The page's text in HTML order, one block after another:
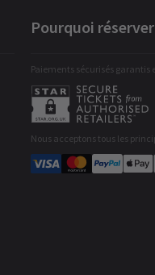
Pourquoi
Paiements sécurisés
Nous acceptons tous les